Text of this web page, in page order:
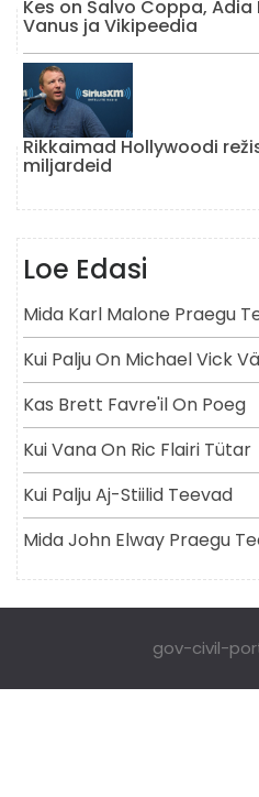
Kes on Salvo Coppa,
Vanus ja Vikipeedia
Rikkaimad Hollywoodi
miljardeid
Loe Edasi
Mida Karl Malone Praegu
Kui Palju On Michael Vick
Kas Brett Favre'il On Poeg
Kui Vana On Ric Flairi Tütar
Kui Palju Aj-Stiilid Teevad
Mida John Elway Praegu
gov-civil-